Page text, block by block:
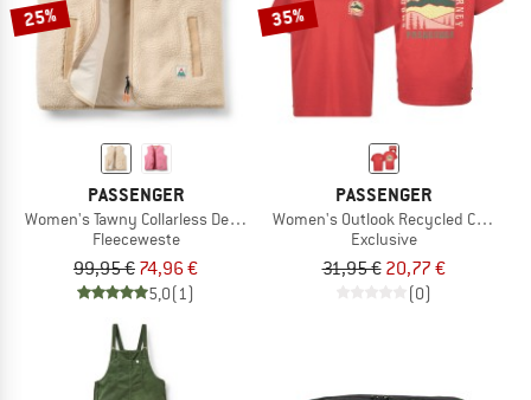
25%
PASSENGER
Women's Tawny Collarless Deep-Pile Sherpa Gilet
Fleeceweste
99,95 € 74,96 €
5,0(1)
35%
PASSENGER
Women's Outlook Recycled Cotton
Exclusive
31,95 € 20,77 €
(0)